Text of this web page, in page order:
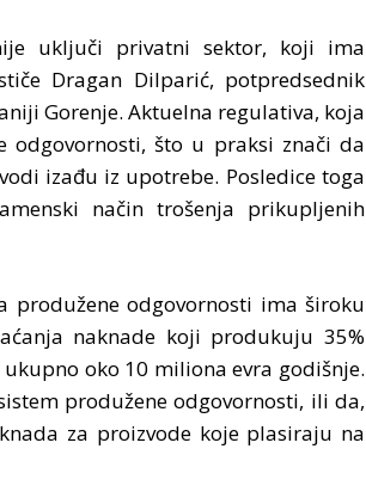
uključi privatni sektor, koji ima
Dragan Dilparić, potpredsednik
Gorenje. Aktuelna regulativa, koja
odgovornosti, što u praksi znači da
izađu iz upotrebe. Posledice toga
način trošenja prikupljenih
produžene odgovornosti ima široku
naknade koji produkuju 35%
oko 10 miliona evra godišnje.
produžene odgovornosti, ili da,
za proizvode koje plasiraju na